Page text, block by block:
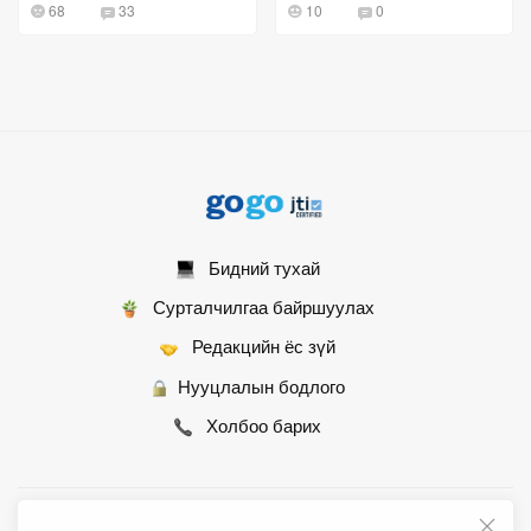
өгчээ
68 33 10 0
Бидний тухай
Сурталчилгаа байршуулах
Редакцийн ёс зүй
Нууцлалын бодлого
Холбоо барих